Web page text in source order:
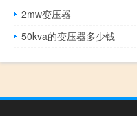
2mw变压器
50kva的变压器多少钱